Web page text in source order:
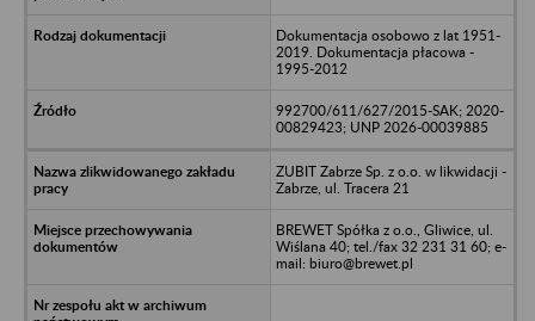
Dokumentacja osobowo z lat 1951-
2019. Dokumentacja płacowa -
1995-2012
992700/611/627/2015-SAK; 2020-
00829423; UNP 2026-00039885
ZUBIT Zabrze Sp. z o.o. w likwidacji -
Zabrze, ul. Tracera 21
BREWET Spółka z o.o., Gliwice, ul.
Wiślana 40; tel./fax 32 231 31 60; e-
mail: biuro@brewet.pl